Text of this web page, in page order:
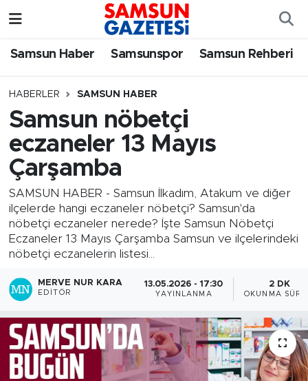
Samsun Haber Samsunspor Samsun Rehberi
HABERLER SAMSUN HABER
Samsun nöbetçi
eczaneler 13 Mayıs
Çarşamba
SAMSUN HABER - Samsun İlkadım, Atakum ve diğer
ilçelerde hangi eczaneler nöbetçi? Samsun'da
nöbetçi eczaneler nerede? İşte Samsun Nöbetçi
Eczaneler 13 Mayıs Çarşamba Samsun ve ilçelerindeki
nöbetçi eczanelerin listesi...
MERVE NUR KARA
EDITÖR
13.05.2026 - 17:30
YAYINLANMA
2 DK
OKUNMA
Samsun Haber
Samsun Rehberi
Resmi İlanlar
Samsun Nöbetçi Eczaneler
SAMSUN Namaz Vakitleri
Samsun Trafik Yoğunluk Haritası
Süper Lig Puan Durumu ve Fikstür
Tüm Manşetler
Son Dakika Haberleri
Haber Arşivi